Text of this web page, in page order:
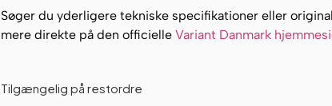
Søger du yderligere tekniske specifikationer eller
mere direkte på den officielle Variant Danmark
Tilgængelig på restordre